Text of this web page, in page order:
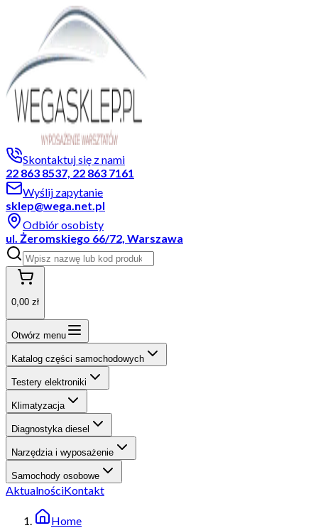
Skontaktuj się z nami
22 863 8537, 22 863 7161
Wyślij zapytanie
sklep@wega.net.pl
Odbiór osobisty
ul. Żeromskiego 66/72, Warszawa
0,00 zł
Otwórz menu
Katalog części samochodowych
Testery elektroniki
Klimatyzacja
Diagnostyka diesel
Narzędzia i wyposażenie
Samochody osobowe
AktualnościKontakt
Home